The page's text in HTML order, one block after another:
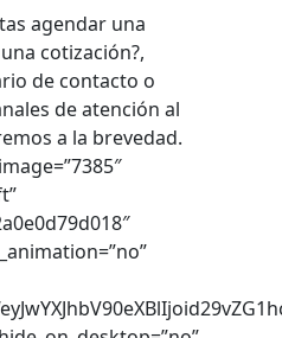
agendar una
cotización?,
de contacto o
de atención al
a la brevedad.